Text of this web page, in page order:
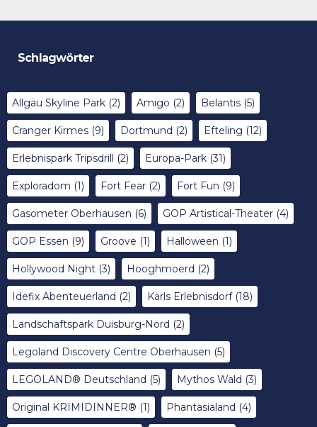
Schlagwörter
Allgäu Skyline Park (2) Amigo (2) Belantis (5)
Cranger Kirmes (9) Dortmund (2) Efteling (12)
Erlebnispark Tripsdrill (2) Europa-Park (31)
Exploradom (1) Fort Fear (2) Fort Fun (9)
Gasometer Oberhausen (6) GOP Artistical-Theater (4)
GOP Essen (9) Groove (1) Halloween (1)
Hollywood Night (3) Hooghmoerd (2)
Idefix Abenteuerland (2) Karls Erlebnisdorf(18)
Landschaftspark Duisburg-Nord (2)
Legoland Discovery Centre Oberhausen (5)
LEGOLAND® Deutschland (5) Mythos Wald (3)
Original KRIMIDINNER® (1) Phantasialand (4)